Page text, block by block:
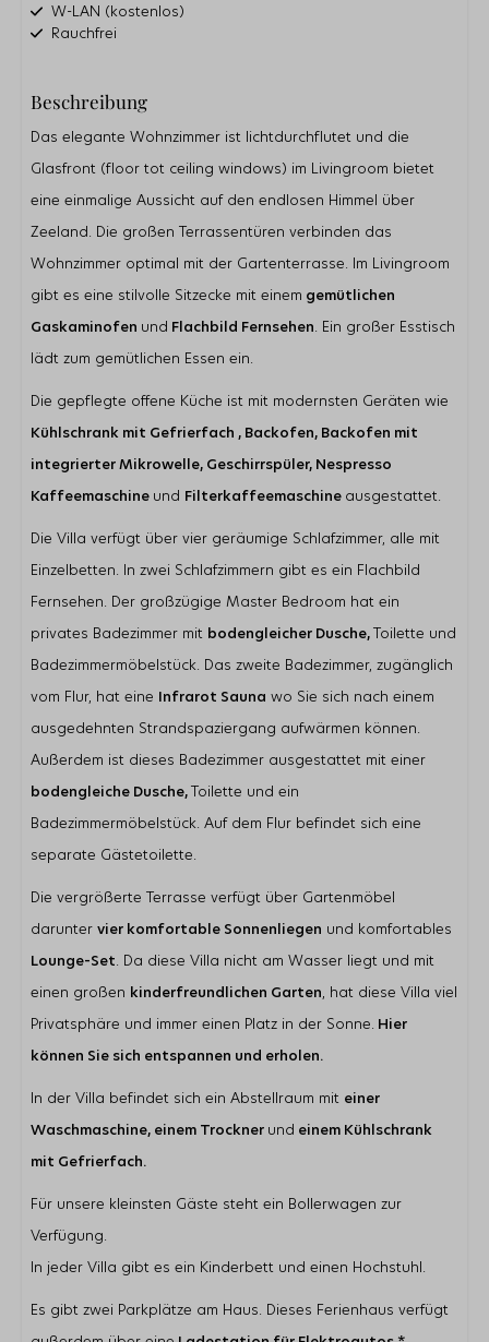
W-LAN (kostenlos)
Rauchfrei
Dusche
Toilette
Gästetoilette
Außenbereich
Parkplatz direkt am Haus
Abstellraum für Fahrräder
Teilweise umzäunter Garten
Küche
Filterkaffeemaschine
Backofen
Geschirrspülmaschine
Lage
Garten in Südlage
In der Dünenlandschaft
Ruhige Lage
Schlafzimmer
Anzahl Einzelbetten: 8
Schlafzimmer mit En-Suite Badezimmer: 1
Wohnbereich
Flatscreen TV
Gaskamin
Beschreibung
Das elegante Wohnzimmer ist lichtdurchflutet und die
Glasfront (floor tot ceiling windows) im Livingroom bietet
eine einmalige Aussicht auf den endlosen Himmel über
Zeeland. Die großen Terrassentüren verbinden das
Wohnzimmer optimal mit der Gartenterrasse. Im Livingroom
gibt es eine stilvolle Sitzecke mit einem gemütlichen
Gaskaminofen und Flachbild Fernsehen. Ein großer Esstisch
lädt zum gemütlichen Essen ein.
Die gepflegte offene Küche ist mit modernsten Geräten wie
Kühlschrank mit Gefrierfach , Backofen, Backofen mit
integrierter Mikrowelle, Geschirrspüler, Nespresso
Kaffeemaschine und Filterkaffeemaschine ausgestattet.
Die Villa verfügt über vier geräumige Schlafzimmer, alle mit
Einzelbetten. In zwei Schlafzimmern gibt es ein Flachbild
Fernsehen. Der großzügige Master Bedroom hat ein
privates Badezimmer mit bodengleicher Dusche, Toilette und
Badezimmermöbelstück. Das zweite Badezimmer, zugänglich
vom Flur, hat eine Infrarot Sauna wo Sie sich nach einem
ausgedehnten Strandspaziergang aufwärmen können.
Außerdem ist dieses Badezimmer ausgestattet mit einer
bodengleiche Dusche, Toilette und ein
Badezimmermöbelstück. Auf dem Flur befindet sich eine
separate Gästetoilette.
Die vergrößerte Terrasse verfügt über Gartenmöbel
darunter vier komfortable Sonnenliegen und komfortables
Lounge-Set. Da diese Villa nicht am Wasser liegt und mit
einen großen kinderfreundlichen Garten, hat diese Villa viel
Privatsphäre und immer einen Platz in der Sonne. Hier
können Sie sich entspannen und erholen.
In der Villa befindet sich ein Abstellraum mit einer
Waschmaschine, einem Trockner und einem Kühlschrank
mit Gefrierfach.
Für unsere kleinsten Gäste steht ein Bollerwagen zur
Verfügung.
In jeder Villa gibt es ein Kinderbett und einen Hochstuhl.
Es gibt zwei Parkplätze am Haus. Dieses Ferienhaus verfügt